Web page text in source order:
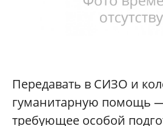
Передавать в СИЗО и
гуманитарную помощь
требующее особой